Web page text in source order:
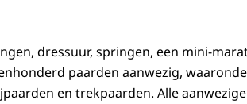
dressuur, springen, een mini-
paarden aanwezig,
en trekpaarden. Alle